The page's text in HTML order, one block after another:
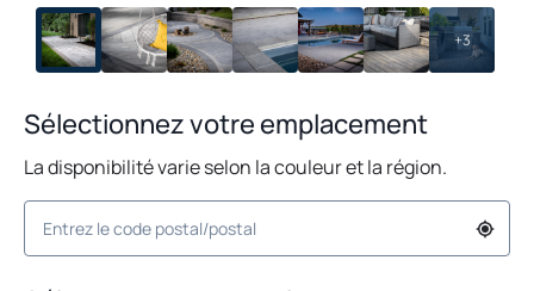
+3
Sélectionnez votre emplacement
La disponibilité varie selon la couleur et la région.